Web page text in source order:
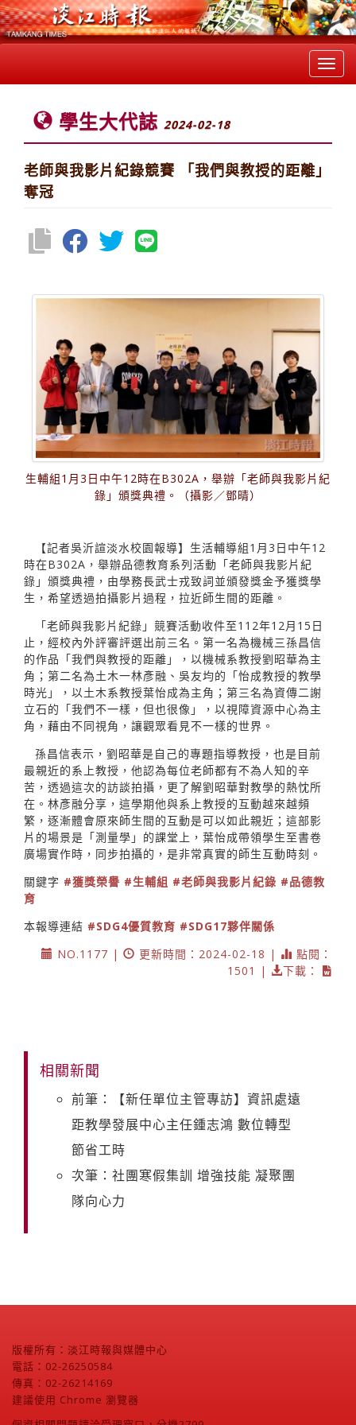
學生大代誌 2024-02-18
老師與我影片紀錄競賽 「我們與教授的距離」
奪冠
生輔組1月3日中午12時在B302A，舉辦「老師與我影片紀
錄」頒獎典禮。（攝影／鄧晴）
【記者吳沂諠淡水校園報導】生活輔導組1月3日中午12
時在B302A，舉辦品德教育系列活動「老師與我影片紀
錄」頒獎典禮，由學務長武士戎致詞並頒發獎金予獲獎學
生，希望透過拍攝影片過程，拉近師生間的距離。
「老師與我影片紀錄」競賽活動收件至112年12月15日
止，經校內外評審評選出前三名。第一名為機械三孫昌信
的作品「我們與教授的距離」，以機械系教授劉昭華為主
角；第二名為土木一林彥融、吳友均的「怡成教授的教學
時光」，以土木系教授葉怡成為主角；第三名為資傳二謝
立石的「我們不一樣，但也很像」，以視障資源中心為主
角，藉由不同視角，讓觀眾看見不一樣的世界。
孫昌信表示，劉昭華是自己的專題指導教授，也是目前
最親近的系上教授，他認為每位老師都有不為人知的辛
苦，透過這次的訪談拍攝，更了解劉昭華對教學的熱忱所
在。林彥融分享，這學期他與系上教授的互動越來越頻
繁，逐漸體會原來師生間的互動是可以如此親近；這部影
片的場景是「測量學」的課堂上，葉怡成帶領學生至書卷
廣場實作時，同步拍攝的，是非常真實的師生互動時刻。
關鍵字 #獲獎榮譽 #生輔組 #老師與我影片紀錄 #品德教
育
本報導連結 #SDG4優質教育 #SDG17夥伴關係
NO.1177 |
更新時間：2024-02-18 |
點閱：
1501 |
下載：
相關新聞
前筆：【新任單位主管專訪】資訊處遠
距教學發展中心主任鍾志鴻 數位轉型
節省工時
次筆：社團寒假集訓 增強技能 凝聚團
隊向心力
版權所有：淡江時報與媒體中心
電話：02-26250584
傳真：02-26214169
建議使用 Chrome 瀏覽器